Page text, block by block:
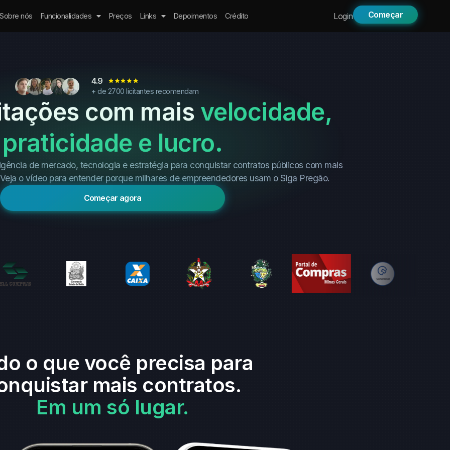
Sobre nós Funcionalidades Preços Links Depoimentos Crédito Login Começar
4.9
+ de 2700 licitantes recomendam
com mais velocidade,
praticidade e lucro.
de mercado, tecnologia e estratégia para conquistar contratos públicos com mais
o vídeo para entender porque milhares de empreendedores usam o Siga Pregão.
Começar agora
o que você precisa para
mais contratos.
Em um só lugar.